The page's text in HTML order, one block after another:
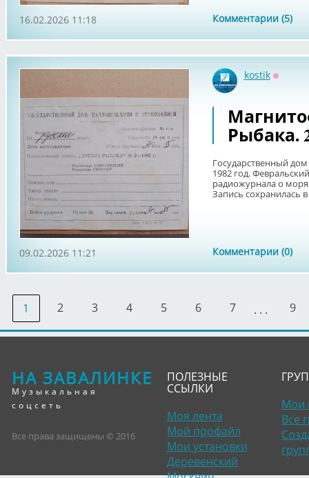
Комментарии (5)
16.02.2026 11:18
kostik
Рыбака.
Государственный
1982 год.
радиожурнала о
Запись сохранилась
Комментарии (0)
09.02.2026 11:21
1 2 3 4 5 6 7 . . . 9
НА ЗАВАЛИНКЕ
Музыкальная
соцсеть
Все права защищены © 2016
ПОЛЕЗНЫЕ
ССЫЛКИ
Моя лента
Мой профайл
Мои установки
Деревенский
Мои
Все